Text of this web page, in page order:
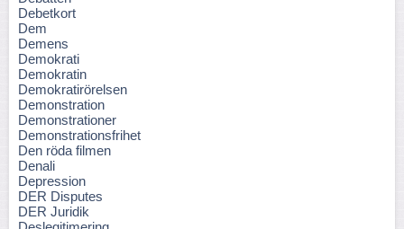
Debetkort
Dem
Demens
Demokrati
Demokratin
Demokratirörelsen
Demonstration
Demonstrationer
Demonstrationsfrihet
Den röda filmen
Denali
Depression
DER Disputes
DER Juridik